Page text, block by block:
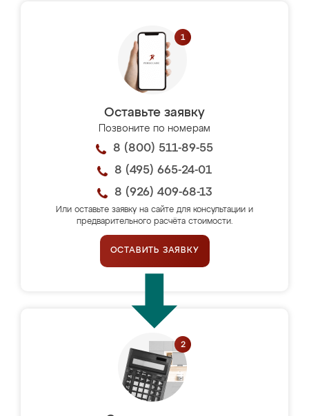
Оставьте заявку
Позвоните по номерам
8 (800) 511-89-55
8 (495) 665-24-01
8 (926) 409-68-13
Или оставьте заявку на сайте для консультации и
предварительного расчёта стоимости.
ОСТАВИТЬ ЗАЯВКУ